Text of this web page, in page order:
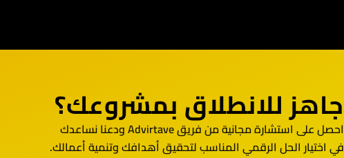
جاهز للانطلاق بمشروعك؟
احصل على استشارة مجانية من فريق Advirtave ودعنا نساعدك
في اختيار الحل الرقمي المناسب لتحقيق أهدافك وتنمية أعمالك.